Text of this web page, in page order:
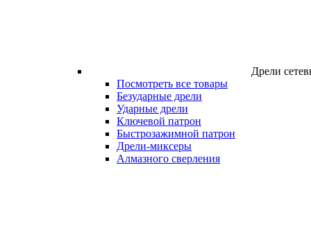
Дрели
Посмотреть все товары
Безударные дрели
Ударные дрели
Ключевой патрон
Быстрозажимной патрон
Дрели-миксеры
Алмазного сверления